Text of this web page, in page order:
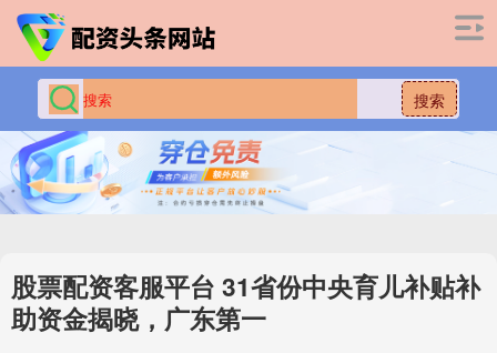
搜索
股票配资客服平台 31省份中央育儿补贴补
助资金揭晓，广东第一